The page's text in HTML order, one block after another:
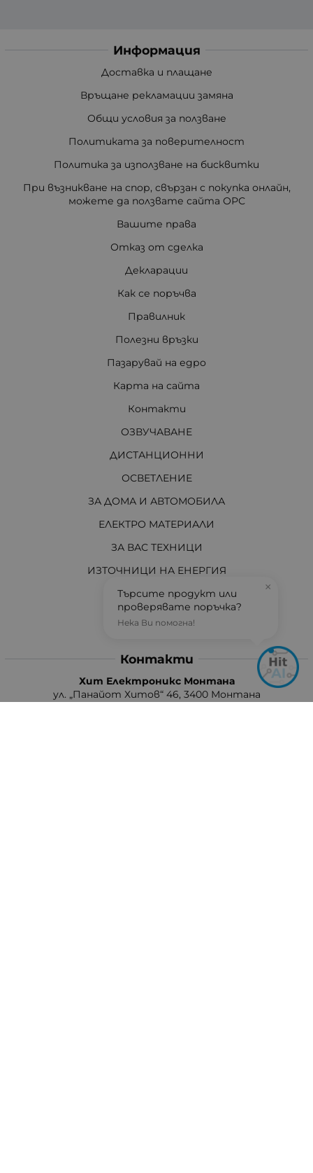
Информация
Доставка и плащане
Връщане рекламации замяна
Общи условия за ползване
Политиката за поверителност
Политика за използване на бисквитки
При възникване на спор, свързан с покупка онлайн,
можете да ползвате сайта ОРС
Вашите права
Отказ от сделка
Декларации
Как се поръчва
Правилник
Полезни връзки
Пазарувай на едро
Карта на сайта
Контакти
ОЗВУЧАВАНЕ
ДИСТАНЦИОННИ
ОСВЕТЛЕНИЕ
ЗА ДОМА И АВТОМОБИЛА
ЕЛЕКТРО МАТЕРИАЛИ
ЗА ВАС ТЕХНИЦИ
ИЗТОЧНИЦИ НА ЕНЕРГИЯ
И ОЩЕ...
АКТУАЛНО
Контакти
Хит Електроникс Монтана
ул. „Панайот Хитов“ 46, 3400 Монтана
×
Търсите продукт или
проверявате поръчка?
Нека Ви помогна!